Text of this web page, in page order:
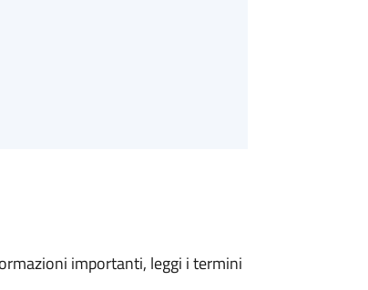
importanti, leggi i termini